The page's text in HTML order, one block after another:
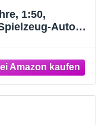
1:50,
Autos,